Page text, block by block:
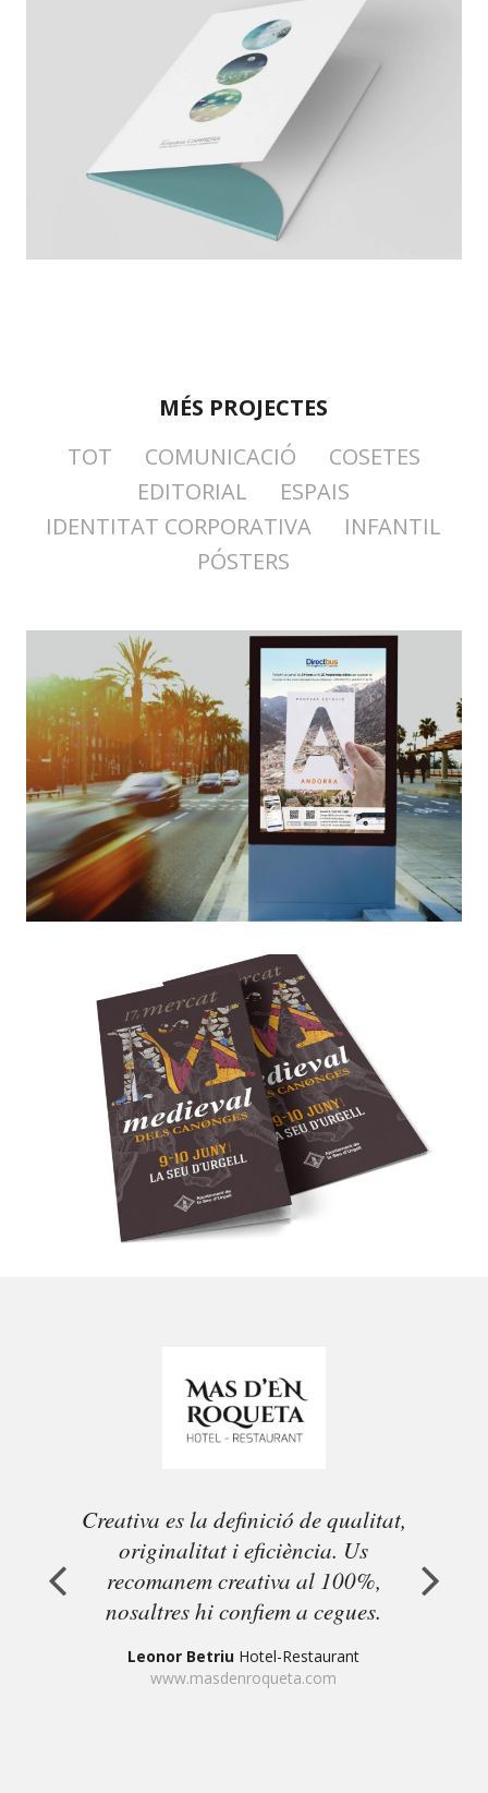
MÉS PROJECTES
TOT
COMUNICACIÓ
COSETES
EDITORIAL
ESPAIS
IDENTITAT CORPORATIVA
INFANTIL
PÓSTERS
Creativa es la definició de qualitat,
originalitat i eficiència. Us
recomanem creativa al 100%,
nosaltres hi confiem a cegues.
Leonor Betriu Hotel-Restaurant
www.masdenroqueta.com